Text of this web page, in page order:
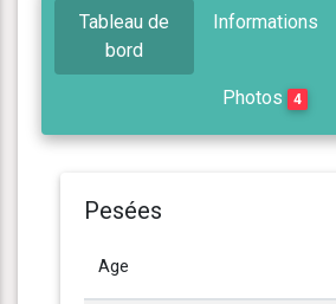
Tableau de
bord
Informations
Photos 4
Pesées
Age